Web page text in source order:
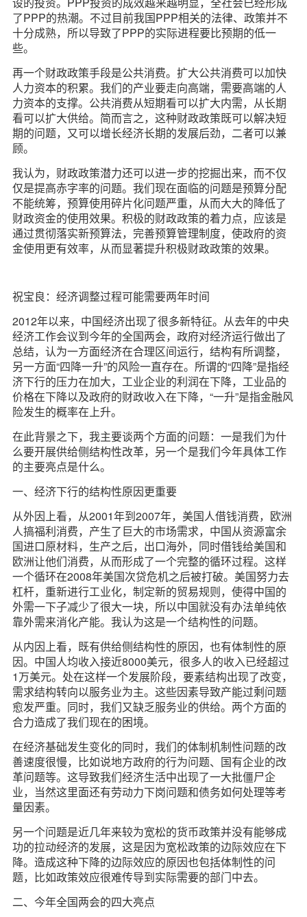
了PPP的热潮。不过目前我国PPP相关的法律、政策并不
十分成熟，所以导致了PPP的实际进程要比预期的低一
些。
再一个财政政策手段是公共消费。扩大公共消费可以加快
人力资本的积累。我们的产业要走向高端，需要高端的人
力资本的支撑。公共消费从短期看可以扩大内需，从长期
看可以扩大供给。简而言之，这种财政政策既可以解决短
期的问题，又可以增长经济长期的发展后劲，二者可以兼
顾。
我认为，财政政策潜力还可以进一步的挖掘出来，而不仅
仅是提高赤字率的问题。我们现在面临的问题是预算分配
不能统筹，预算使用碎片化问题严重，从而大大的降低了
财政资金的使用效果。积极的财政政策的着力点，应该是
通过贯彻落实新预算法，完善预算管理制度，使政府的资
金使用更有效率，从而显著提升积极财政政策的效果。
祝宝良：经济调整过程可能需要两年时间
2012年以来，中国经济出现了很多新特征。从去年的中央
经济工作会议到今年的全国两会，政府对经济运行做出了
总结，认为一方面经济在合理区间运行，结构有所调整，
另一方面“四降一升”的风险一直存在。所谓的“四降”是指经
济下行的压力在加大，工业企业的利润在下降，工业品的
价格在下降以及政府的财政收入在下降，“一升”是指金融风
险发生的概率在上升。
在此背景之下，我主要谈两个方面的问题：一是我们为什
么要开展供给侧结构性改革，另一个是我们今年具体工作
的主要亮点是什么。
一、经济下行的结构性原因更重要
从外因上看，从2001年到2007年，美国人借钱消费，欧洲
人搞福利消费，产生了巨大的市场需求，中国从资源富余
国进口原材料，生产之后，出口海外，同时借钱给美国和
欧洲让他们消费，从而形成了一个完整的循环过程。这样
一个循环在2008年美国次贷危机之后被打破。美国努力去
杠杆，重新进行工业化，制定新的贸易规则，使得中国的
外需一下子减少了很大一块，所以中国就没有办法单纯依
靠外需来消化产能。我认为这是一个结构性的问题。
从内因上看，既有供给侧结构性的原因，也有体制性的原
因。中国人均收入接近8000美元，很多人的收入已经超过
1万美元。处在这样一个发展阶段，要素结构出现了改变，
需求结构转向以服务业为主。这些因素导致产能过剩问题
愈发严重。同时，我们又缺乏服务业的供给。两个方面的
合力造成了我们现在的困境。
在经济基础发生变化的同时，我们的体制机制性问题的改
善速度很慢，比如说地方政府的行为问题、国有企业的改
革问题等。这导致我们经济生活中出现了一大批僵尸企
业，当然这里面还有劳动力下岗问题和债务如何处理等考
量因素。
另一个问题是近几年来较为宽松的货币政策并没有能够成
功的拉动经济的发展，这是因为宽松政策的边际效应在下
降。造成这种下降的边际效应的原因也包括体制性的问
题，比如政策效应很难传导到实际需要的部门中去。
二、今年全国两会的四大亮点